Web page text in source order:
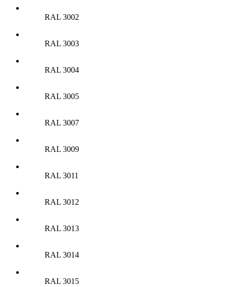
RAL 3002
RAL 3003
RAL 3004
RAL 3005
RAL 3007
RAL 3009
RAL 3011
RAL 3012
RAL 3013
RAL 3014
RAL 3015